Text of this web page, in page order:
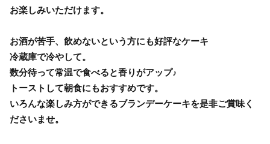
お楽しみいただけます。
お酒が苦手、飲めないという方にも好評なケーキ
冷蔵庫で冷やして。
数分待って常温で食べると香りがアップ♪
トーストして朝食にもおすすめです。
いろんな楽しみ方ができるブランデーケーキを是非ご賞味く
ださいませ。